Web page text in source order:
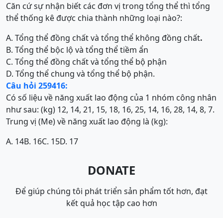
Căn cứ sự nhận biết các đơn vị trong tổng thể thì tổng
thể thống kê được chia thành những loại nào?:
A. Tổng thể đồng chất và tổng thể không đồng chất.
B. Tổng thể bộc lộ và tổng thể tiềm ẩn
C. Tổng thể đồng chất và tổng thể bộ phận
D. Tổng thể chung và tổng thể bộ phận.
Câu hỏi 259416:
Có số liệu về năng xuất lao động của 1 nhóm công nhân
như sau: (kg) 12, 14, 21, 15, 18, 16, 25, 14, 16, 28, 14, 8, 7.
Trung vị (Me) về năng xuất lao động là (kg):
A. 14B. 16C. 15D. 17
DONATE
Để giúp chúng tôi phát triển sản phẩm tốt hơn, đạt
kết quả học tập cao hơn